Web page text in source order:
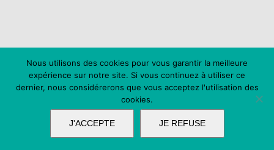
Nous utilisons des cookies pour vous garantir la meilleure
expérience sur notre site. Si vous continuez à utiliser ce
dernier, nous considérerons que vous acceptez l'utilisation des
cookies.
J'ACCEPTE JE REFUSE